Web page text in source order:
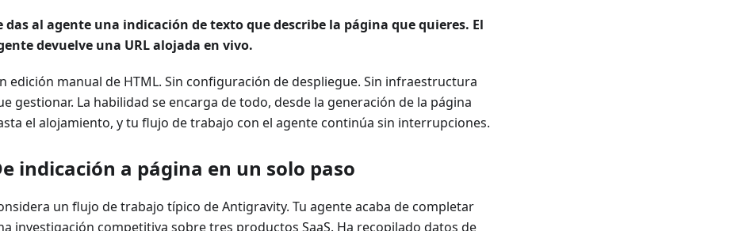
das al agente una indicación de texto que describe la página que quieres. El
devuelve una URL alojada en vivo.
edición manual de HTML. Sin configuración de despliegue. Sin infraestructura
gestionar. La habilidad se encarga de todo, desde la generación de la página
el alojamiento, y tu flujo de trabajo con el agente continúa sin interrupciones.
indicación a página en un solo paso
un flujo de trabajo típico de Antigravity. Tu agente acaba de completar
investigación competitiva sobre tres productos SaaS. Ha recopilado datos de